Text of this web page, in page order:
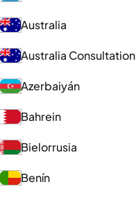
Australia
Australia Consultation
Azerbaiyán
Bahrein
Bielorrusia
Benín